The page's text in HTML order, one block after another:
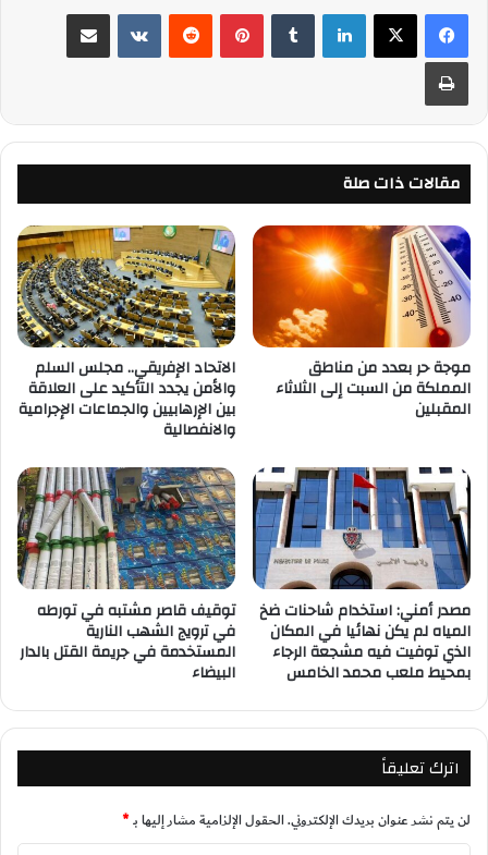
لينكدإن بينتيريست
مقالات ذات صلة
موجة حر بعدد من مناطق
المملكة من السبت إلى الثلاثاء
المقبلين
الاتحاد الإفريقي.. مجلس السلم
والأمن يجدد التأكيد على العلاقة
بين الإرهابيين والجماعات الإجرامية
والانفصالية
مصدر أمني: استخدام شاحنات ضخ
المياه لم يكن نهائيا في المكان
الذي توفيت فيه مشجعة الرجاء
بمحيط ملعب محمد الخامس
توقيف قاصر مشتبه في تورطه
في ترويج الشهب النارية
المستخدمة في جريمة القتل بالدار
البيضاء
اترك تعليقاً
لن يتم نشر عنوان بريدك الإلكتروني.الحقول الإلزامية مشار إليها بـ*